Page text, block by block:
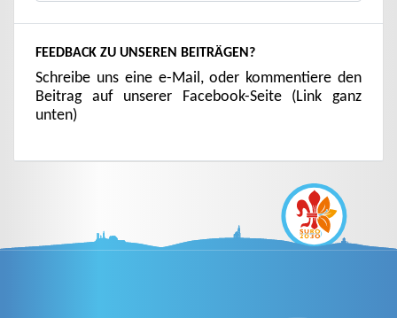
FEEDBACK ZU UNSEREN BEITRÄGEN?
Schreibe uns eine e-Mail, oder kommentiere den
Beitrag auf unserer Facebook-Seite (Link ganz
unten)